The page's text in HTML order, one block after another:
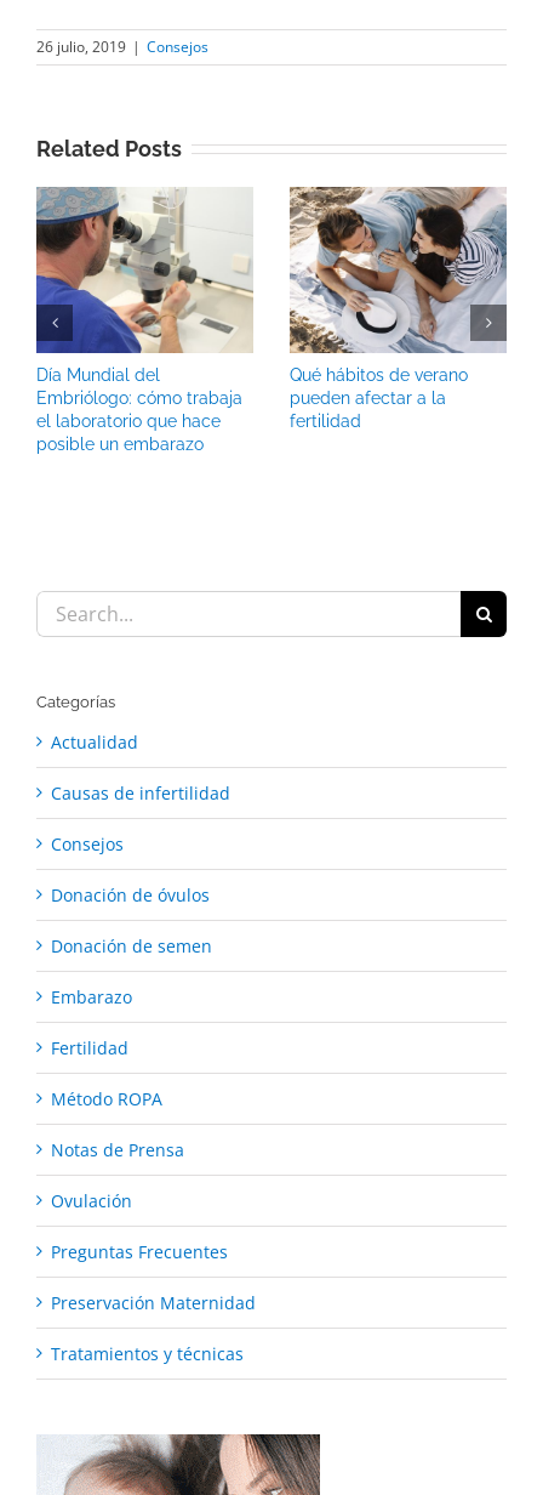
26 julio, 2019 | Consejos
Related Posts
Día Mundial del
Embriólogo: cómo trabaja
el laboratorio que hace
posible un embarazo
Qué hábitos de verano
pueden afectar a la
fertilidad
Search
for:
Categorías
Actualidad
Causas de infertilidad
Consejos
Donación de óvulos
Donación de semen
Embarazo
Fertilidad
Método ROPA
Notas de Prensa
Ovulación
Preguntas Frecuentes
Preservación Maternidad
Tratamientos y técnicas